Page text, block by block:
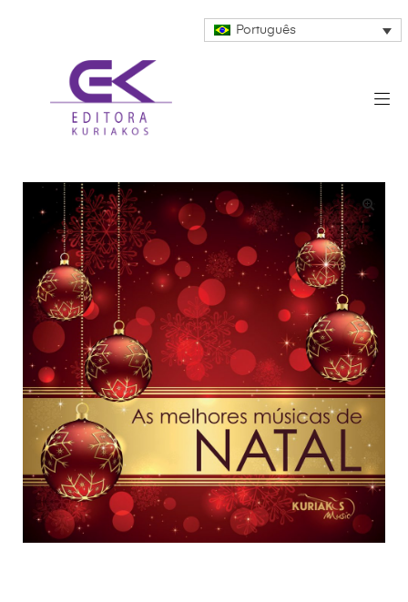
Português